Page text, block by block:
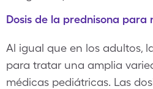
Dosis de la prednisona para
Al igual que en los adultos,
para tratar una amplia
médicas pediátricas. Las